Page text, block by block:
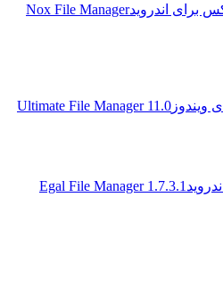
برای اندرویدNox File Manager
ویندوز Ultimate File Manager 11.0
Egal File Manager 1.7.3.1